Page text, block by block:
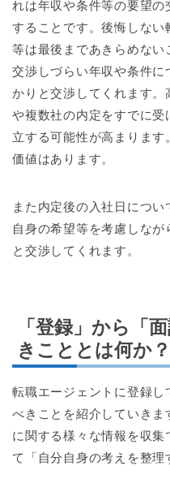
れは年収や条件等の要望
することです。後悔しな
等は最後まであきらめな
交渉しづらい年収や条件に
かりと交渉してくれます
や複数社の内定をすでに
立する可能性が高まりま
価値はあります。
また内定後の入社日につ
自身の希望等を考慮しな
と交渉してくれます。
「登録」から「
きこととは何か？
転職エージェントに登録し
べきことを紹介していき
に関する様々な情報を収
て「自分自身の考えを整理